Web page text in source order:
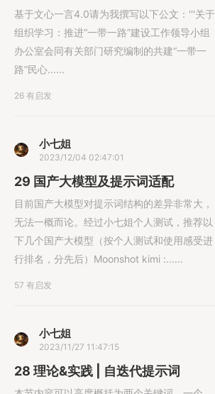
基于文心一言4.0请为我撰写以下公文：'''关于
组织学习：推进“一带一路”建设工作领导小组
办公室会同有关部门研究编制的共建“一带一
路”民心......
26 有启发
小七姐
2023/12/04 02:47:01
29 国产大模型及提示词适配
目前国产大模型对提示词结构的差异非常大，
无法一概而论。经过小七姐个人测试，推荐以
下几个国产大模型（按个人测试和使用感受进
行排名，分先后）Moonshot kimi :......
57 有启发
小七姐
2023/11/27 11:47:15
28 理论&实践 | 自迭代提示词